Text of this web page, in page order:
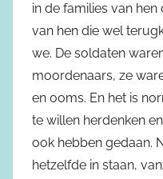
in de families van
van hen die wel
we. De soldaten
moordenaars, ze
en ooms. En het is
te willen herdenken
ook hebben gedaan.
hetzelfde in staan,